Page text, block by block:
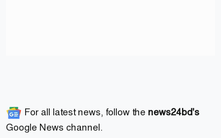
For all latest news, follow the news24bd's
Google News channel.